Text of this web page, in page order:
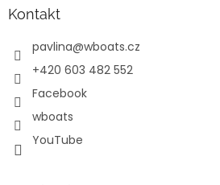
Kontakt
pavlina@wboats.cz
+420 603 482 552
Facebook
wboats
YouTube